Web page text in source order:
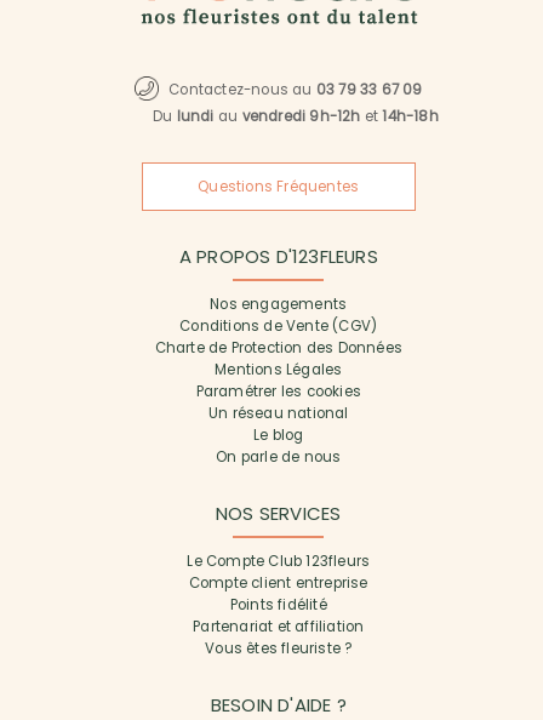
Contactez-nous au 03 79 33 67 09
Du lundi au vendredi 9h-12h et14h-18h
Questions Fréquentes
A PROPOS D'123FLEURS
Nos engagements
Conditions de Vente (CGV)
Charte de Protection des Données
Mentions Légales
Paramétrer les cookies
Un réseau national
Le blog
On parle de nous
NOS SERVICES
Le Compte Club 123fleurs
Compte client entreprise
Points fidélité
Partenariat et affiliation
Vous êtes fleuriste ?
BESOIN D'AIDE ?